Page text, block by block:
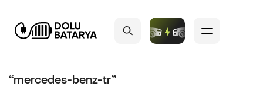
“mercedes-benz-tr”